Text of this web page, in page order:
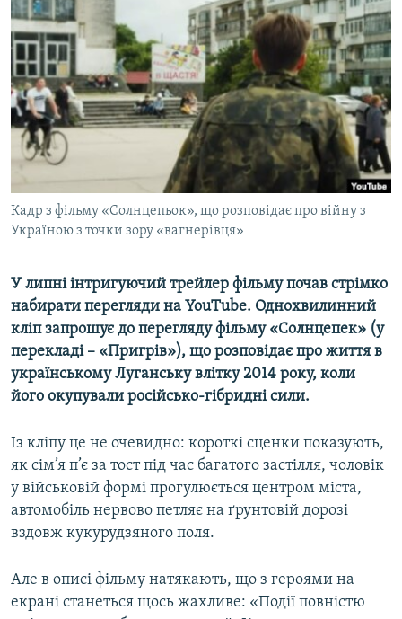
ДЕПОРТАЦІЯ
ВІДЕОУРОКИ «ELIFBE»
СВІДЧЕННЯ ОКУПАЦІЇ
УКРАЇНСЬКА ПРОБЛЕМА КРИМУ
ІНФОГРАФІКА
ЯК ОБІЙТИ БЛОКУВАННЯ
Русский
Qırımtatar
ДОЛУЧАЙСЯ!
Усі сайти RFE/RL
Кадр з фільму «Солнцепьок», що розповідає про війну з
Україною з точки зору «вагнерівця»
У липні інтригуючий трейлер фільму почав стрімко
набирати перегляди на YouTube. Однохвилинний
кліп запрошує до перегляду фільму «Солнцепек» (у
перекладі – «Пригрів»), що розповідає про життя в
українському Луганську влітку 2014 року, коли
його окупували російсько-гібридні сили.
Із кліпу це не очевидно: короткі сценки показують,
як сім’я п’є за тост під час багатого застілля, чоловік
у військовій формі прогулюється центром міста,
автомобіль нервово петляє на ґрунтовій дорозі
вздовж кукурудзяного поля.
Але в описі фільму натякають, що з героями на
екрані станеться щось жахливе: «Події повністю